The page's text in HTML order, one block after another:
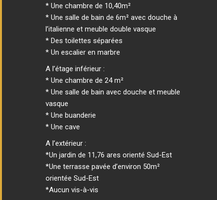
* Une chambre de 10,40m²
* Une salle de bain de 6m² avec douche à
l’italienne et meuble double vasque
* Des toilettes séparées
* Un escalier en marbre
A l’étage inférieur :
* Une chambre de 24 m²
* Une salle de bain avec douche et meuble
vasque
* Une buanderie
* Une cave
A l’extérieur :
*Un jardin de 11,76 ares orienté Sud-Est
*Une terrasse pavée d’environ 50m²
orientée Sud-Est
*Aucun vis-à-vis